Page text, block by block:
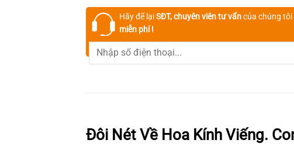
Hãy để lạiSĐT, chuyên viên tư vấncủa chúng tôi
miễn phí !
Đôi Nét Về Hoa Kính Viếng.